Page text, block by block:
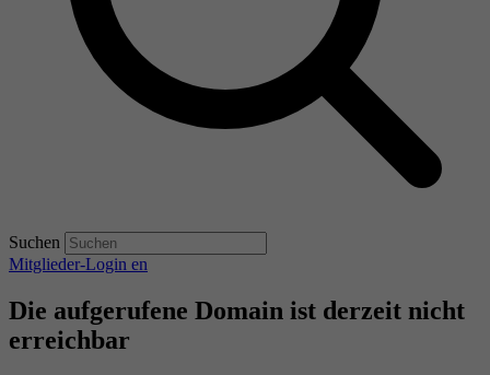
Suchen
Mitglieder-Login en
Die aufgerufene Domain ist derzeit nicht
erreichbar